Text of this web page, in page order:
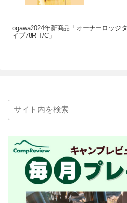
ogawa2024年新商品「オーナーロッジタ
イプ78R T/C」